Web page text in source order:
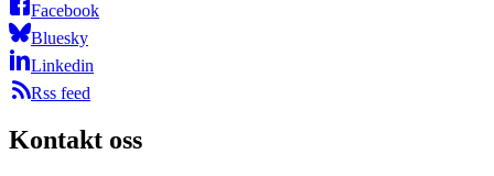
Facebook
Bluesky
Linkedin
Rss feed
Kontakt oss